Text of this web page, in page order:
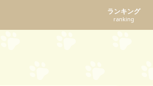
ランキング
ranking